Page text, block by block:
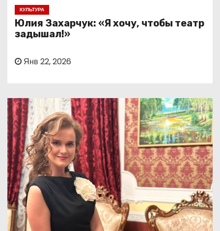
КУЛЬТУРА
Юлия Захарчук: «Я хочу, чтобы театр
задышал!»
Янв 22, 2026